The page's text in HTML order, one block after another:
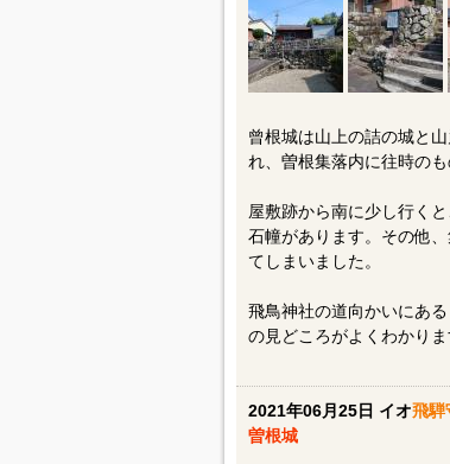
曾根城は山上の詰の城と
れ、曽根集落内に往時の
屋敷跡から南に少し行く
石幢があります。その他
てしまいました。
飛鳥神社の道向かいにあ
の見どころがよくわかりま
2021年06月25日 イオ飛騨
曽根城